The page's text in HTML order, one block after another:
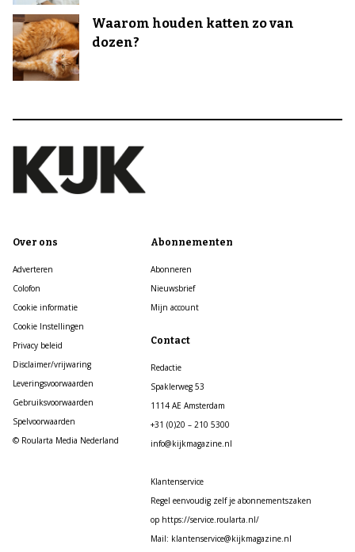
Waarom houden katten zo van
dozen?
Over ons
Adverteren
Colofon
Cookie informatie
Cookie Instellingen
Privacy beleid
Disclaimer/vrijwaring
Leveringsvoorwaarden
Gebruiksvoorwaarden
Spelvoorwaarden
© Roularta Media Nederland
Abonnementen
Abonneren
Nieuwsbrief
Mijn account
Contact
Redactie
Spaklerweg 53
1114 AE Amsterdam
+31 (0)20 – 210 5300
info@kijkmagazine.nl
Klantenservice
Regel eenvoudig zelf je abonnementszaken
op https://service.roularta.nl/
Mail: klantenservice@kijkmagazine.nl